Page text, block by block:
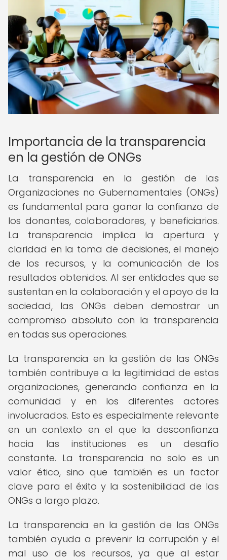
Importancia de la transparencia
en la gestión de ONGs
La transparencia en la gestión de las
Organizaciones no Gubernamentales (ONGs)
es fundamental para ganar la confianza de
los donantes, colaboradores, y beneficiarios.
La transparencia implica la apertura y
claridad en la toma de decisiones, el manejo
de los recursos, y la comunicación de los
resultados obtenidos. Al ser entidades que se
sustentan en la colaboración y el apoyo de la
sociedad, las ONGs deben demostrar un
compromiso absoluto con la transparencia
en todas sus operaciones.
La transparencia en la gestión de las ONGs
también contribuye a la legitimidad de estas
organizaciones, generando confianza en la
comunidad y en los diferentes actores
involucrados. Esto es especialmente relevante
en un contexto en el que la desconfianza
hacia las instituciones es un desafío
constante. La transparencia no solo es un
valor ético, sino que también es un factor
clave para el éxito y la sostenibilidad de las
ONGs a largo plazo.
La transparencia en la gestión de las ONGs
también ayuda a prevenir la corrupción y el
mal uso de los recursos, ya que al estar